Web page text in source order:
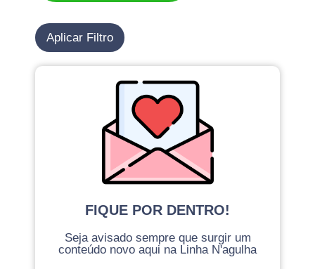
Aplicar Filtro
FIQUE POR DENTRO!
Seja avisado sempre que surgir um
conteúdo novo aqui na Linha N'agulha